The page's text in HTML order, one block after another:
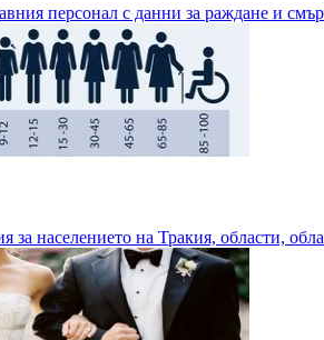
персонал с данни за раждане и
за населението на Тракия, области,